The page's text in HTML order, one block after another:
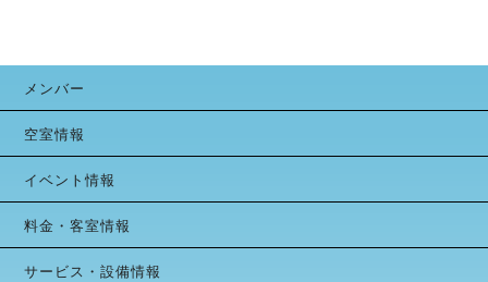
メンバー
空室情報
イベント情報
料金・客室情報
サービス・設備情報